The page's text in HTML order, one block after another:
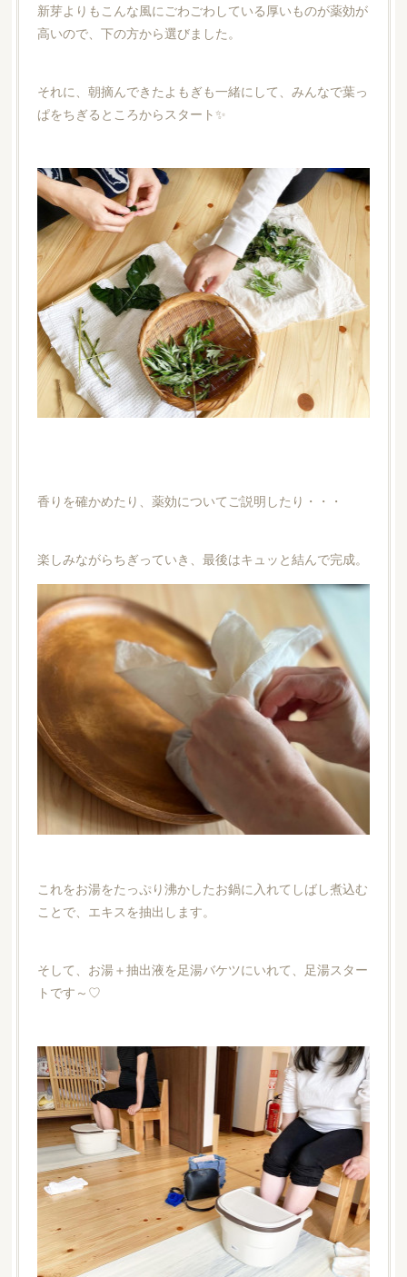
新芽よりもこんな風にごわごわしている厚いものが薬効が
高いので、下の方から選びました。
それに、朝摘んできたよもぎも一緒にして、みんなで葉っ
ぱをちぎるところからスタート✨
香りを確かめたり、薬効についてご説明したり・・・
楽しみながらちぎっていき、最後はキュッと結んで完成。
これをお湯をたっぷり沸かしたお鍋に入れてしばし煮込む
ことで、エキスを抽出します。
そして、お湯＋抽出液を足湯バケツにいれて、足湯スター
トです～♡